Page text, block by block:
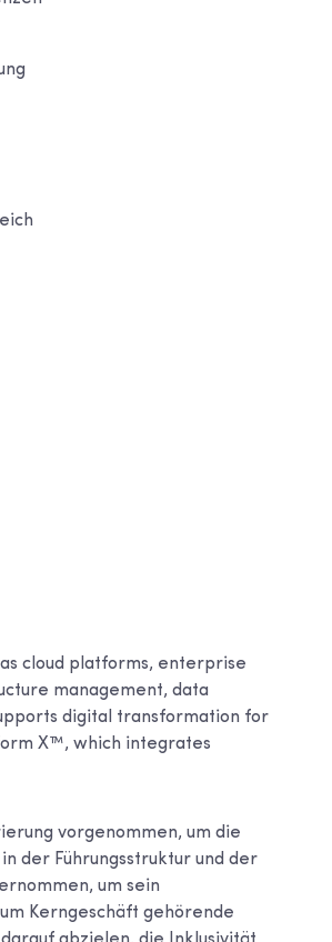
cloud platforms, enterprise
management, data
digital transformation for
X™, which integrates
vorgenommen, um die
der Führungsstruktur und der
um sein
Kerngeschäft gehörende